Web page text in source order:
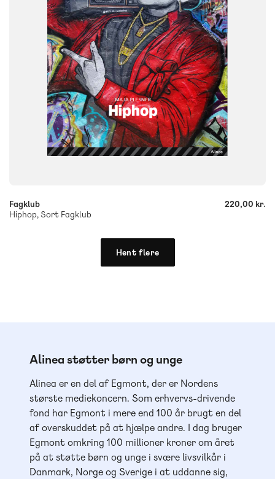
9788723551429
+
Fagklub
Hiphop, Sort Fagklub
220,00 kr.
Hent flere
Alinea støtter børn og unge
Alinea er en del af Egmont, der er Nordens
største mediekoncern. Som erhvervs-drivende
fond har Egmont i mere end 100 år brugt en del
af overskuddet på at hjælpe andre. I dag bruger
Egmont omkring 100 millioner kroner om året
på at støtte børn og unge i svære livsvilkår i
Danmark, Norge og Sverige i at uddanne sig,